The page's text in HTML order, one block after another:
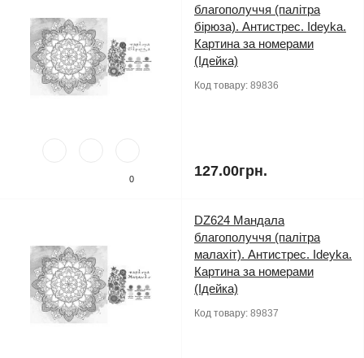
0
благополуччя (палітра
бірюза). Антистрес. Ideyka.
Картина за номерами
(Ідейка)
Код товару: 89836
127.00грн.
DZ624 Мандала
благополуччя (палітра
малахіт). Антистрес. Ideyka.
Картина за номерами
(Ідейка)
Код товару: 89837